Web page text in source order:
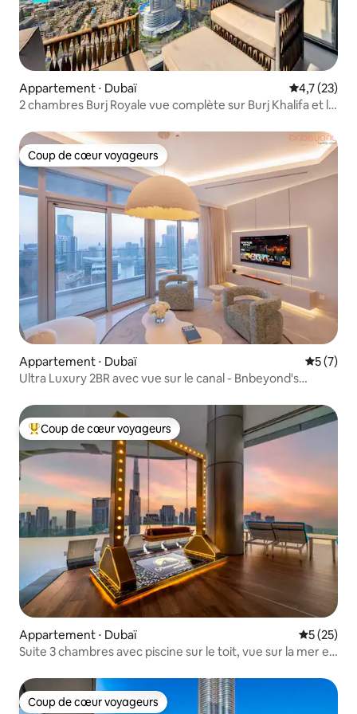
Appartement ⋅ Dubaï Évaluation
4,7 (23)
2 chambres Burj Royale vue complète sur Burj Khalifa et la
Coup de cœur voyageurs
Coup de cœur voyageurs
Appartement ⋅ Dubaï
5 (7)
Ultra Luxury 2BR avec vue sur le canal - Bnbeyond's
Coups de cœur voyageurs les plus appréciés
Coup de cœur voyageurs
Appartement ⋅ Dubaï
5 (25)
Suite 3 chambres avec piscine sur le toit, vue sur la mer et
Coup de cœur voyageurs
Coup de cœur voyageurs